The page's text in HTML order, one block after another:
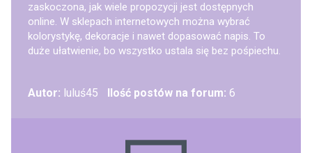
zaskoczona, jak wiele propozycji jest dostępnych
online. W sklepach internetowych można wybrać
kolorystykę, dekoracje i nawet dopasować napis. To
duże ułatwienie, bo wszystko ustala się bez pośpiechu.
Autor: luluś45 Ilość postów na forum: 6